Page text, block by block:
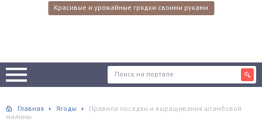
Красивые и урожайные грядки своими руками
Главная Ягоды
Правила посадки и выращивания штамбовой
малины